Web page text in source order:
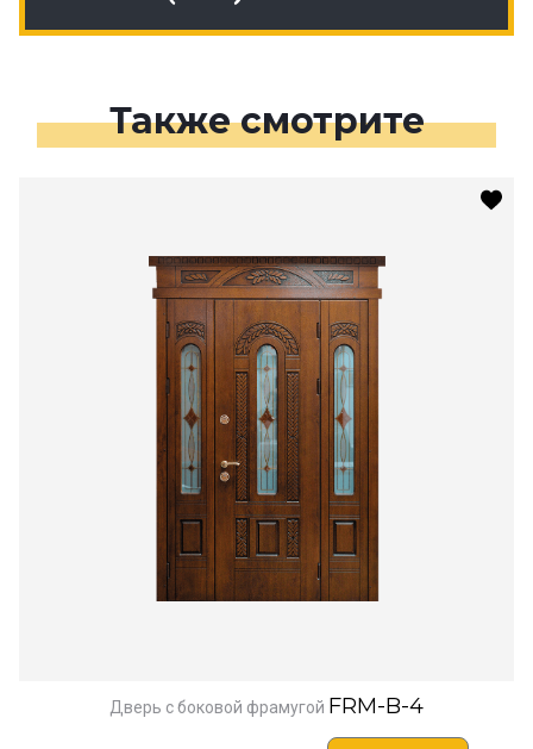
Также смотрите
Дверь с боковой фрамугой FRM-B-4